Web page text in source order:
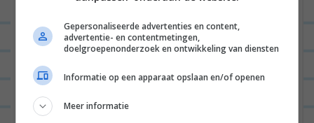
standaard in huis dus niet echt nodig
om nóg een potje kruiden aan de
verzameling toe te voegen.
Gepersonaliseerde advertenties en content,
advertentie- en contentmetingen,
doelgroepenonderzoek en ontwikkeling van diensten
Informatie op een apparaat opslaan en/of openen
Meer informatie